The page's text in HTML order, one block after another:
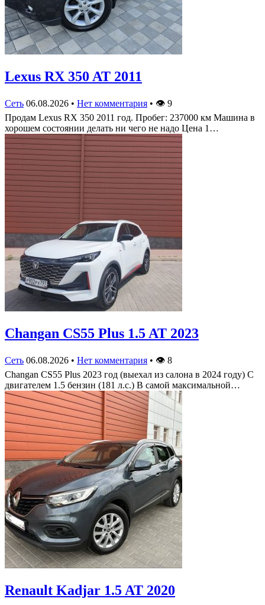
Lexus RX 350 AT 2011
Сеть 06.08.2026 • Нет комментария • 👁 9
Продам Lexus RX 350 2011 год. Пробег: 237000 км Машина в
хорошем состоянии делать ни чего не надо Цена 1…
Changan CS55 Plus 1.5 AT 2023
Сеть 06.08.2026 • Нет комментария • 👁 8
Changan CS55 Plus 2023 год (выехал из салона в 2024 году) С
двигателем 1.5 бензин (181 л.с.) В самой максимальной…
Renault Kadjar 1.5 AT 2020